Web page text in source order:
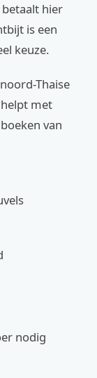
betaalt hier
is een
keuze.
Thaise
met
van
nodig